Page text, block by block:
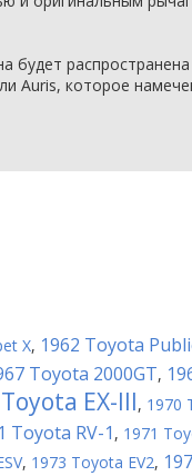
будет распространена
Auris, которое
X, 1962 Toyota
Toyota 2000GT,
EX-III, 1970
Toyota RV-1 , 1971
, 1973 Toyota EV2,